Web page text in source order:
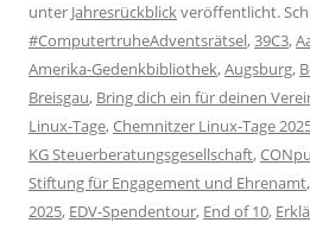
unter Jahresrückblickveröffentlicht.
#ComputertruheAdventsrätsel,39C3,
Amerika-Gedenkbibliothek,Augsburg,
Breisgau, Bring dich ein für deinen
Linux-Tage,Chemnitzer Linux-Tage
KG Steuerberatungsgesellschaft,
Stiftung für Engagement und Ehrenamt,
2025, EDV-Spendentour, End of 10,